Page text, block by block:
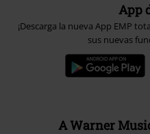
App
¡Descarga la nueva App EMP
sus nuevas
A Warner